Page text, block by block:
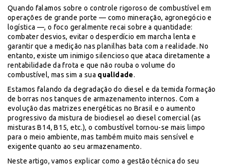
Quando falamos sobre o controle rigoroso de combustível em
operações de grande porte — como mineração, agronegócio e
logística —, o foco geralmente recai sobre a quantidade:
combater desvios, evitar o desperdício em marcha lenta e
garantir que a medição nas planilhas bata com a realidade. No
entanto, existe um inimigo silencioso que ataca diretamente a
rentabilidade da frota e que não rouba o volume do
combustível, mas sim a sua qualidade.
Estamos falando da degradação do diesel e da temida formação
de borras nos tanques de armazenamento internos. Com a
evolução das matrizes energéticas no Brasil e o aumento
progressivo da mistura de biodiesel ao diesel comercial (as
misturas B14, B15, etc.), o combustível tornou-se mais limpo
para o meio ambiente, mas também muito mais sensível e
exigente quanto ao seu armazenamento.
Neste artigo, vamos explicar como a gestão técnica do seu